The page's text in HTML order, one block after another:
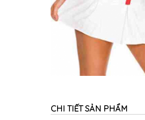
CHI TIẾT SẢN PHẨM